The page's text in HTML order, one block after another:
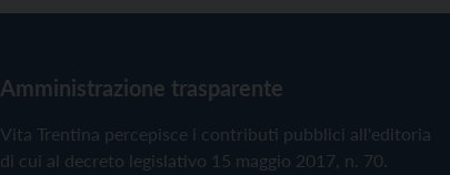
Amministrazione trasparente
Vita Trentina percepisce i contributi pubblici all'editoria
di cui al decreto legislativo 15 maggio 2017, n. 70.